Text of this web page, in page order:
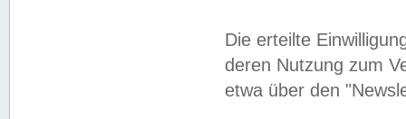
Die erteilte
deren Nutzung zum
etwa über den